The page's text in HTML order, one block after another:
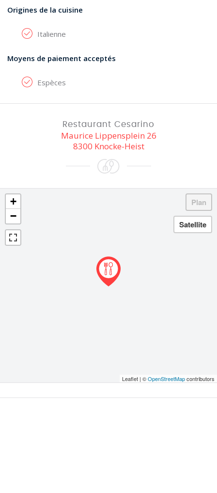
Origines de la cuisine
Italienne
Moyens de paiement acceptés
Espèces
Restaurant Cesarino
Maurice Lippensplein 26
8300 Knocke-Heist
+
−
Leaflet | ©OpenStreetMapcontributors